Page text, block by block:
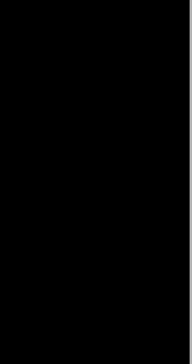
déjanos
por